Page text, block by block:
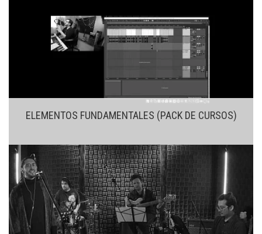
ELEMENTOS FUNDAMENTALES (PACK DE CURSOS)